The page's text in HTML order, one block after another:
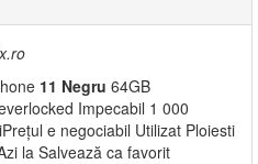
11 Negru 64GB
Impecabil 1 000
e negociabil Utilizat Ploiesti
la Salvează ca favorit